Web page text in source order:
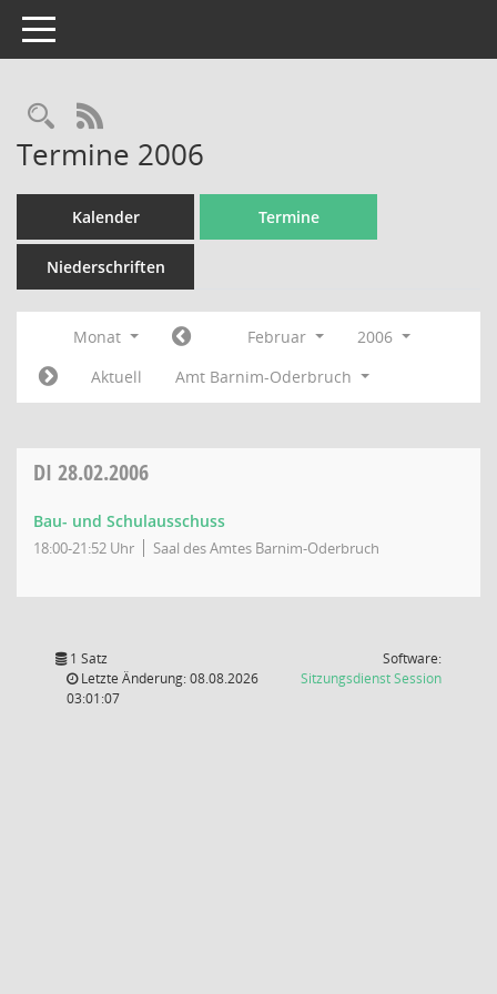
Toggle navigation
Rechercheauswahl
RSS-Feed
Termine 2006
Kalender Termine
Niederschriften
Monat Februar
2006
Aktuell
Amt Barnim-Oderbruch
DI 28.02.2006
Bau- und Schulausschuss
18:00-21:52 Uhr Saal des Amtes Barnim-Oderbruch
1 Satz
Letzte Änderung: 08.08.2026
03:01:07
Software:
SitzungsdienstSession(Wird in